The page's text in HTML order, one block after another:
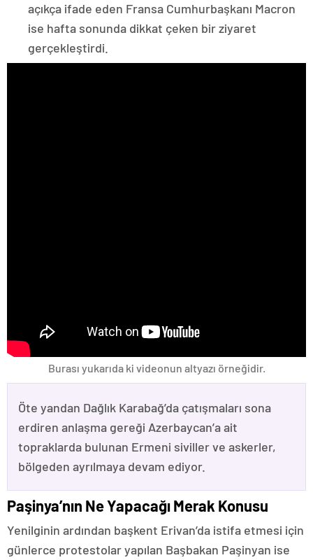
açıkça ifade eden Fransa Cumhurbaşkanı Macron
ise hafta sonunda dikkat çeken bir ziyaret
gerçekleştirdi.
Burası yukarıda ki videonun altyazı örneğidir.
Öte yandan Dağlık Karabağ’da çatışmaları sona
erdiren anlaşma gereği Azerbaycan’a ait
topraklarda bulunan Ermeni siviller ve askerler,
bölgeden ayrılmaya devam ediyor.
Paşinya’nın Ne Yapacağı Merak Konusu
Yenilginin ardından başkent Erivan’da istifa etmesi için
günlerce protestolar yapılan Başbakan Paşinyan ise